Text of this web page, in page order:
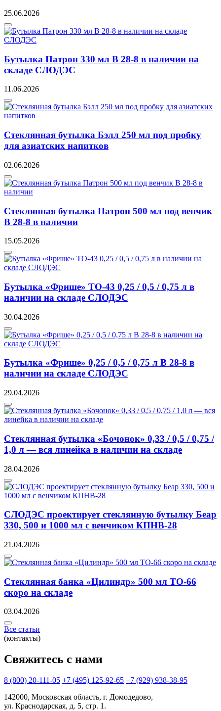
25.06.2026
Бутылка Патрон 330 мл B 28-8 в наличии на
складе СЛОДЭС
11.06.2026
Стеклянная бутылка Бэлл 250 мл под пробку
для азиатских напитков
02.06.2026
Стеклянная бутылка Патрон 500 мл под венчик
В 28-8 в наличии
15.05.2026
Бутылка «Фрише» ТО-43 0,25 / 0,5 / 0,75 л в
наличии на складе СЛОДЭС
30.04.2026
Бутылка «Фрише» 0,25 / 0,5 / 0,75 л В 28-8 в
наличии на складе СЛОДЭС
29.04.2026
Стеклянная бутылка «Бочонок» 0,33 / 0,5 / 0,75 /
1,0 л — вся линейка в наличии на складе
28.04.2026
СЛОДЭС проектирует стеклянную бутылку Беар
330, 500 и 1000 мл с венчиком КПНВ-28
21.04.2026
Стеклянная банка «Цилиндр» 500 мл ТО-66
скоро на складе
03.04.2026
Все статьи
(контакты)
Свяжитесь с нами
8 (800) 20-111-05 +7 (495) 125-92-65 +7 (929) 938-38-95
142000, Московская область, г. Домодедово,
ул. Краснодарская, д. 5, стр. 1.